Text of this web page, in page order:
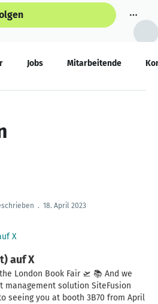
Jobs Mitarbeitende
. 18. April 2023
auf X
Book Fair 🛫 📚 And we
management solution SiteFusion
seeing you at booth 3B70 from April